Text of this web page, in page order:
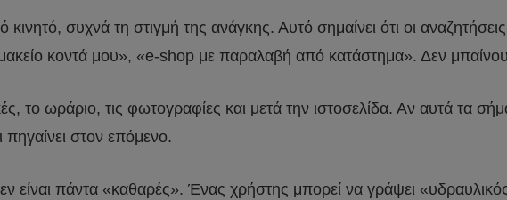
συχνά τη στιγμή της ανάγκης. Αυτό σημαίνει ότι οι
κοντά μου», «e-shop με παραλαβή από κατάστημα». Δεν
το ωράριο, τις φωτογραφίες και μετά την ιστοσελίδα. Αν αυτά τα
στον επόμενο.
είναι πάντα «καθαρές». Ένας χρήστης μπορεί να γράψει